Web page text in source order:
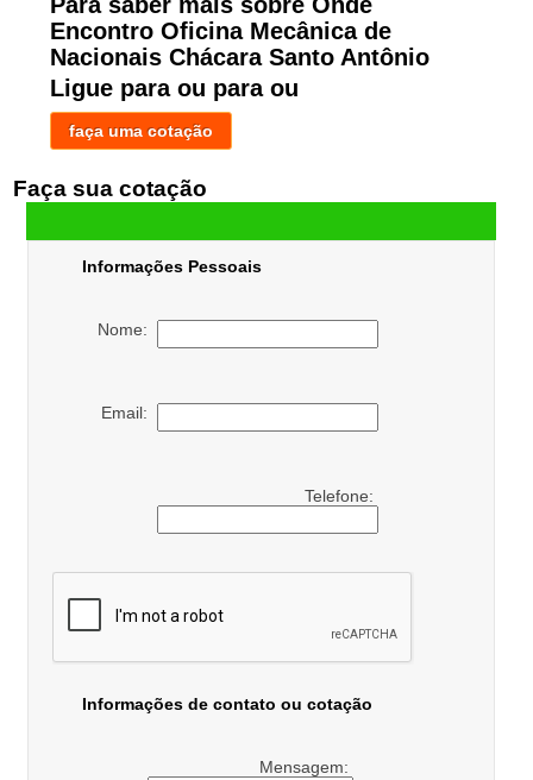
Encontro Oficina Mecânica de
Nacionais Chácara Santo Antônio
Ligue para ou para ou
faça uma cotação
Faça sua cotação
Informações Pessoais
Nome:
Email:
Telefone:
Informações de contato ou cotação
Mensagem: